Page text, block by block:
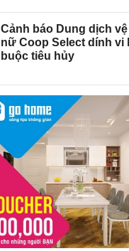
Cảnh báo Dung dịch
nữ Coop Select dính vi
buộc tiêu hủy